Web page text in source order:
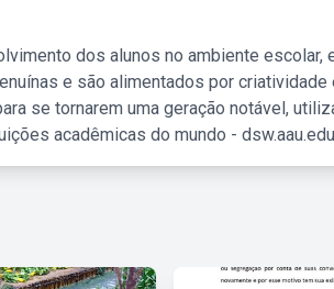
dos alunos no ambiente escolar,
e são alimentados por criatividade
se tornarem uma geração notável,
acadêmicas do mundo -